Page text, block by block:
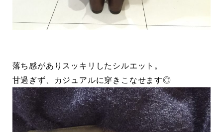
落ち感がありスッキリしたシルエット。
甘過ぎず、カジュアルに穿きこなせます◎